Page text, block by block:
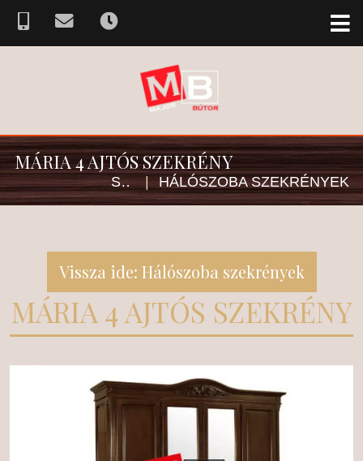
MÁRIA 4 AJTÓS SZEKRÉNY
SZEKRÉNY | HÁLÓSZOBA SZEKRÉNYEK
Vissza ide: Hálószoba szekrények
MÁRIA 4 AJTÓS SZEKRÉNY